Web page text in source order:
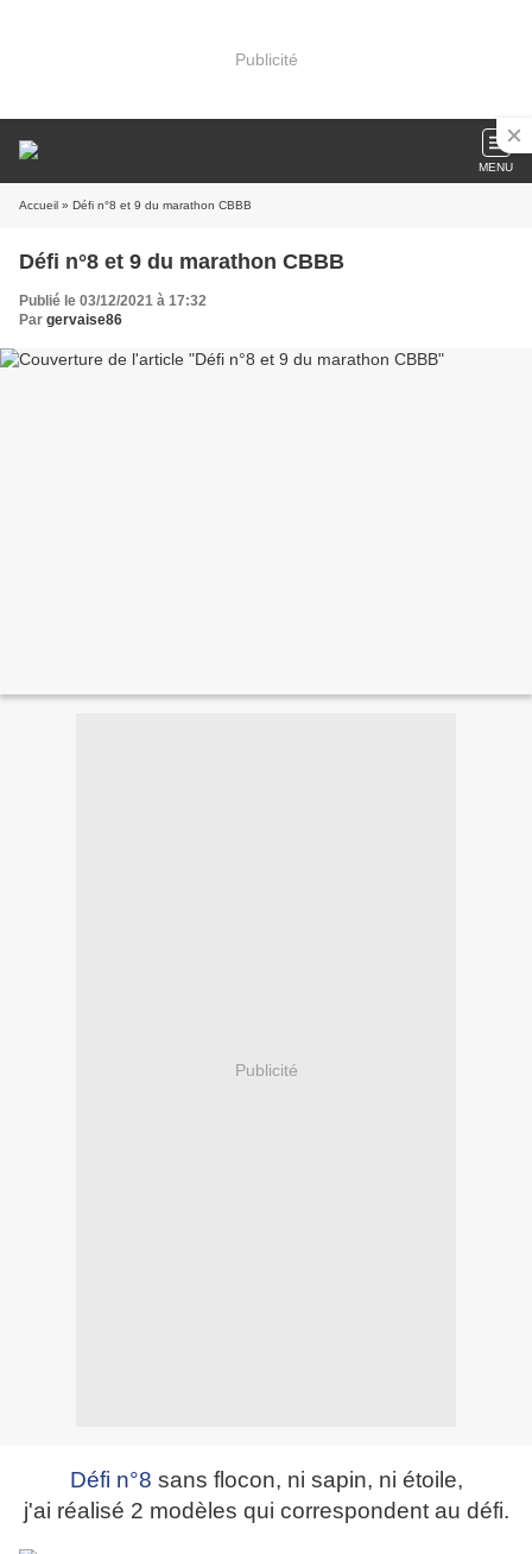
Publicité
MENU
Accueil » Défi n°8 et 9 du marathon CBBB
Défi n°8 et 9 du marathon CBBB
Publié le 03/12/2021 à 17:32
Par gervaise86
Publicité
Défi n°8 sans flocon, ni sapin, ni étoile,
j'ai réalisé 2 modèles qui correspondent au défi.